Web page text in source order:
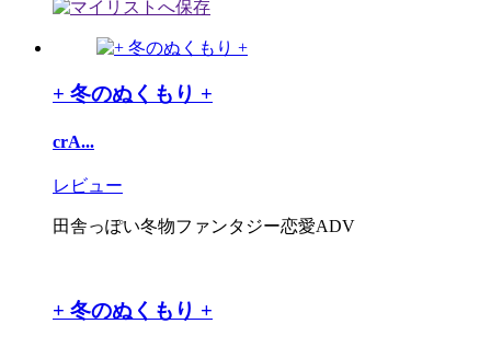
+ 冬のぬくもり +
crA...
レビュー
田舎っぽい冬物ファンタジー恋愛ADV
+ 冬のぬくもり +